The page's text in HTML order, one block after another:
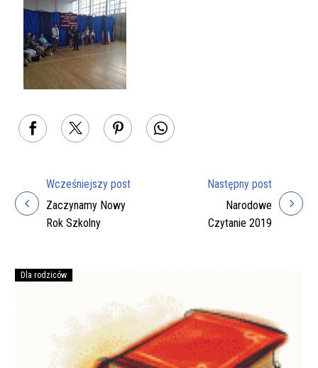
Nawigacja
wpisu
Wcześniejszy post
Zaczynamy Nowy
Rok Szkolny
Następny post
Narodowe
Czytanie 2019
rok
szkolny
Dla rodziców